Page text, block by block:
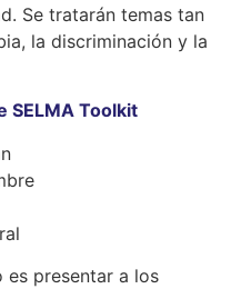
Se tratarán temas tan
la discriminación y la
SELMA Toolkit
es presentar a los